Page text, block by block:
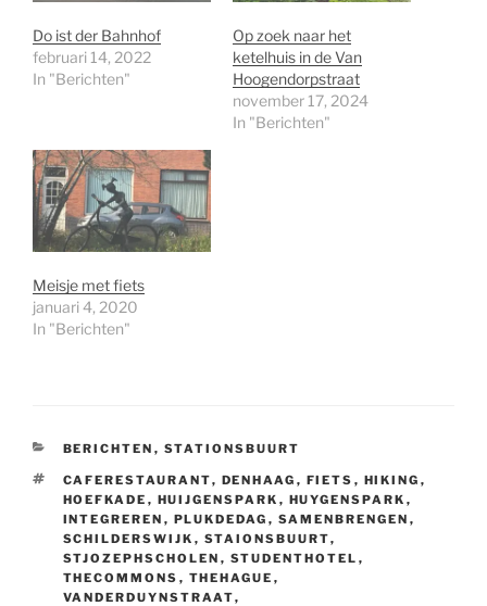
Do ist der Bahnhof
februari 14, 2022
In "Berichten"
Op zoek naar het
ketelhuis in de Van
Hoogendorpstraat
november 17, 2024
In "Berichten"
Meisje met fiets
januari 4, 2020
In "Berichten"
CATEGORIEËN
BERICHTEN , STATIONSBUURT
TAGS
CAFERESTAURANT, DENHAAG , FIETS , HIKING ,
HOEFKADE , HUIJGENSPARK , HUYGENSPARK ,
INTEGREREN , PLUKDEDAG , SAMENBRENGEN ,
SCHILDERSWIJK , STAIONSBUURT,
STJOZEPHSCHOLEN , STUDENTHOTEL ,
THECOMMONS , THEHAGUE ,
VANDERDUYNSTRAAT,